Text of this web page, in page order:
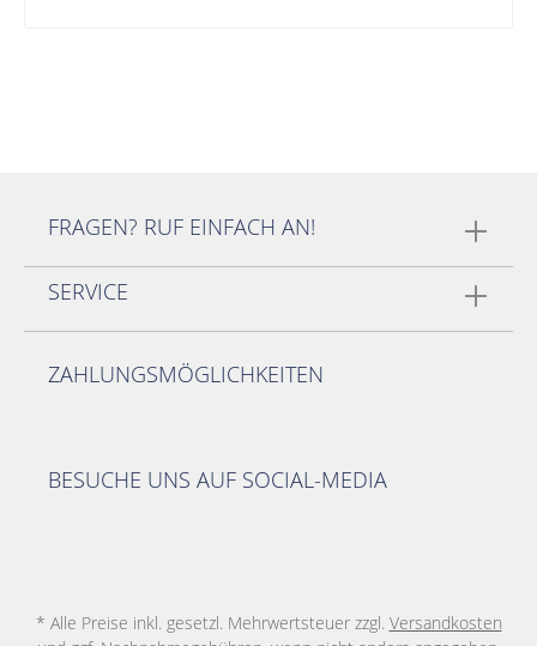
FRAGEN? RUF EINFACH AN!
SERVICE
ZAHLUNGSMÖGLICHKEITEN
BESUCHE UNS AUF SOCIAL-MEDIA
* Alle Preise inkl. gesetzl. Mehrwertsteuer zzgl. Versandkosten